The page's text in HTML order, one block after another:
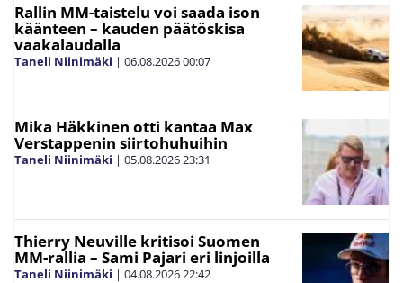
Rallin MM-taistelu voi saada ison
käänteen – kauden päätöskisa
vaakalaudalla
Taneli Niinimäki | 06.08.202600:07
Mika Häkkinen otti kantaa Max
Verstappenin siirtohuhuihin
Taneli Niinimäki | 05.08.202623:31
Thierry Neuville kritisoi Suomen
MM-rallia – Sami Pajari eri linjoilla
Taneli Niinimäki | 04.08.202622:42